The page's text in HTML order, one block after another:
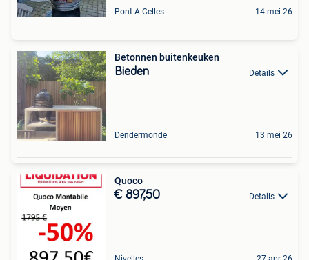
Pont-A-Celles 14 mei 26
Betonnen buitenkeuken
Bieden Details
Dendermonde 13 mei 26
Quoco
€ 897,50 Details